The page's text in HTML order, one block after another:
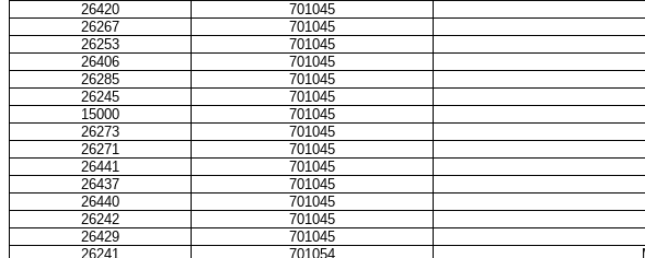
26420
701045
26267
701045
26253
701045
26406
701045
26285
701045
26245
701045
15000
701045
26273
701045
26271
701045
26441
701045
26437
701045
26440
701045
26242
701045
26429
701045
26241
701054